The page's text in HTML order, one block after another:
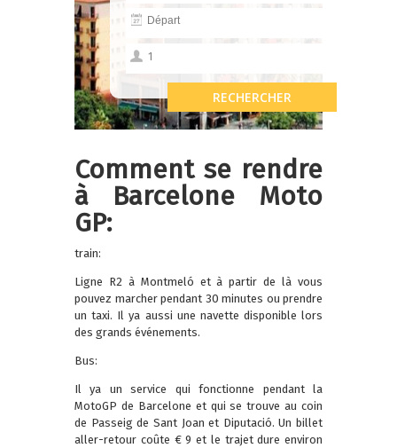
Comment se rendre
à Barcelone Moto
GP:
train:
Ligne R2 à Montmeló et à partir de là vous
pouvez marcher pendant 30 minutes ou prendre
un taxi. Il ya aussi une navette disponible lors
des grands événements.
Bus:
Il ya un service qui fonctionne pendant la
MotoGP de Barcelone et qui se trouve au coin
de Passeig de Sant Joan et Diputació. Un billet
aller-retour coûte € 9 et le trajet dure environ